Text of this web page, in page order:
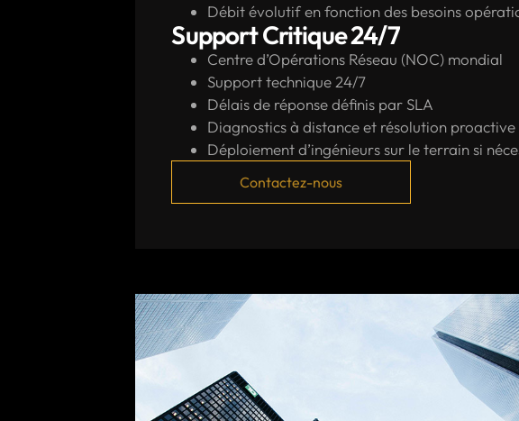
Débit évolutif en fonction des besoins
Support Critique 24/7
Centre d’Opérations Réseau (NOC) mondial
Support technique 24/7
Délais de réponse définis par SLA
Diagnostics à distance et résolution proactive
Déploiement d’ingénieurs sur le terrain si
Contactez-nous